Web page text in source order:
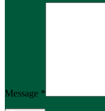
Message *